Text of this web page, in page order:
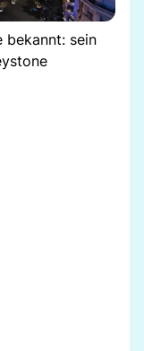
bekannt: sein